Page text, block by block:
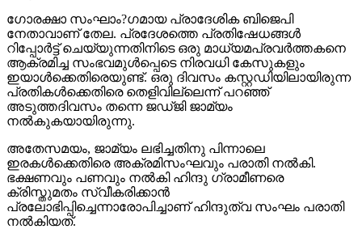
ഗോരക്ഷാ സംഘാം?ഗമായ പ്രാദേശിക ബിജെപി
നേതാവാണ് തേല. പ്രദേശത്തെ പ്രതിഷേധങ്ങള്‍
റിപ്പോര്‍ട്ട് ചെയ്യുന്നതിനിടെ ഒരു മാധ്യമപ്രവര്‍ത്തകനെ
ആക്രമിച്ച സംഭവമുള്‍പ്പെടെ നിരവധി കേസുകളും
ഇയാള്‍ക്കെതിരെയുണ്ട്. ഒരു ദിവസം കസ്റ്റഡിയിലായിരുന്ന
പ്രതികള്‍ക്കെതിരെ തെളിവില്ലെന്ന് പറഞ്ഞ്
അടുത്തദിവസം തന്നെ ജഡ്ജി ജാമ്യം
നല്‍കുകയായിരുന്നു.
അതേസമയം, ജാമ്യം ലഭിച്ചതിനു പിന്നാലെ
ഇരകള്‍ക്കെതിരെ അക്രമിസംഘവും പരാതി നല്‍കി.
ഭക്ഷണവും പണവും നല്‍കി ഹിന്ദു ഗ്രാമീണരെ
ക്രിസ്തുമതം സ്വീകരിക്കാന്‍
പ്രലോഭിപ്പിച്ചെന്നാരോപിച്ചാണ് ഹിന്ദുത്വ സംഘം പരാതി
നല്‍കിയത്.